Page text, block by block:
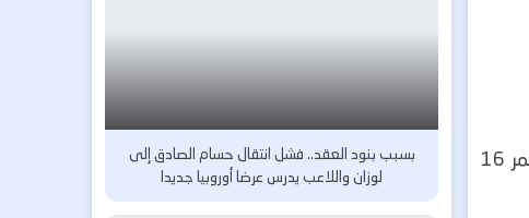
توصل نادي ريال مدريد الإسباني إلى اتفاق نهائي مع الموهبة المغربية الصاعدة عبد الله وزان، البالغ من العمر 16
بسبب بنود العقد.. فشل انتقال حسام الصادق إلى
لوزان واللاعب يدرس عرضا أوروبيا جديدا